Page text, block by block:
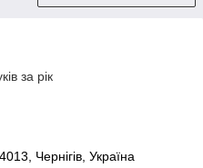
за рік
Чернігів, Україна